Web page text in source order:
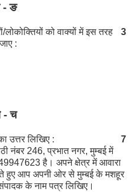
- ङ
लोकोक्तियों को वाक्यों में इस तरह
:
3
- च
उत्तर लिखिए :
7
नंबर 246, प्रभात नगर, मुम्बई में
है। अपने क्षेत्र में आवारा
हुए आप अपनी ओर से मुम्बई के मशहूर
के नाम पत्र लिखिए।